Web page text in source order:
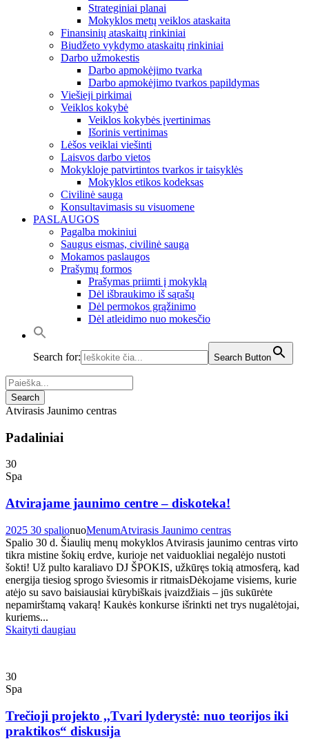
Strateginiai planai
Mokyklos metų veiklos ataskaita
Finansinių ataskaitų rinkiniai
Biudžeto vykdymo ataskaitų rinkiniai
Darbo užmokestis
Darbo apmokėjimo tvarka
Darbo apmokėjimo tvarkos papildymas
Viešieji pirkimai
Veiklos kokybė
Veiklos kokybės įvertinimas
Išorinis vertinimas
Lėšos veiklai viešinti
Laisvos darbo vietos
Mokykloje patvirtintos tvarkos ir taisyklės
Mokyklos etikos kodeksas
Civilinė sauga
Konsultavimasis su visuomene
PASLAUGOS
Pagalba mokiniui
Saugus eismas, civilinė sauga
Mokamos paslaugos
Prašymų formos
Prašymas priimti į mokyklą
Dėl išbraukimo iš sąrašų
Dėl permokos grąžinimo
Dėl atleidimo nuo mokesčio
Search for: Search Button
Atvirasis Jaunimo centras
Padaliniai
30
Spa
Atvirajame jaunimo centre – diskoteka!
2025 30 spalionuoMenumAtvirasis Jaunimo centras
Spalio 30 d. Šiaulių menų mokyklos Atvirasis jaunimo centras virto
tikra mistine šokių erdve, kurioje net vaiduokliai negalėjo nustoti
šokti! Už pulto karaliavo DJ ŠPOKIS, užkūręs tokią atmosferą, kad
energija tiesiog sprogo šviesomis ir ritmaisDėkojame visiems, kurie
atėjo su savo baisiausiai kūrybiškais įvaizdžiais – jūs sukūrėte
nepamirštamą vakarą! Kaukės konkurse išrinkti net trys nugalėtojai,
kuriems...
Skaityti daugiau
30
Spa
Trečioji projekto ,,Tvari lyderystė: nuo teorijos iki
praktikos“ diskusija